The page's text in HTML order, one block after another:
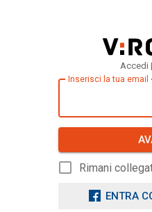
Accedi |
Inserisci la tua email
Rimani
ENTRA